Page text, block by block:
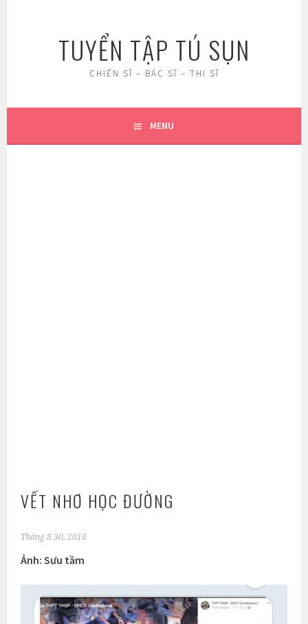
TUYỂN TẬP TÚ SỤN
CHIẾN SĨ – BÁC SĨ – THI SĨ
MENU
VẾT NHƠ HỌC ĐƯỜNG
Tháng 8 30, 2018
Ảnh: Sưu tầm